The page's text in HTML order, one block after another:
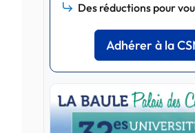
Des réductions pour
Adhérer à la